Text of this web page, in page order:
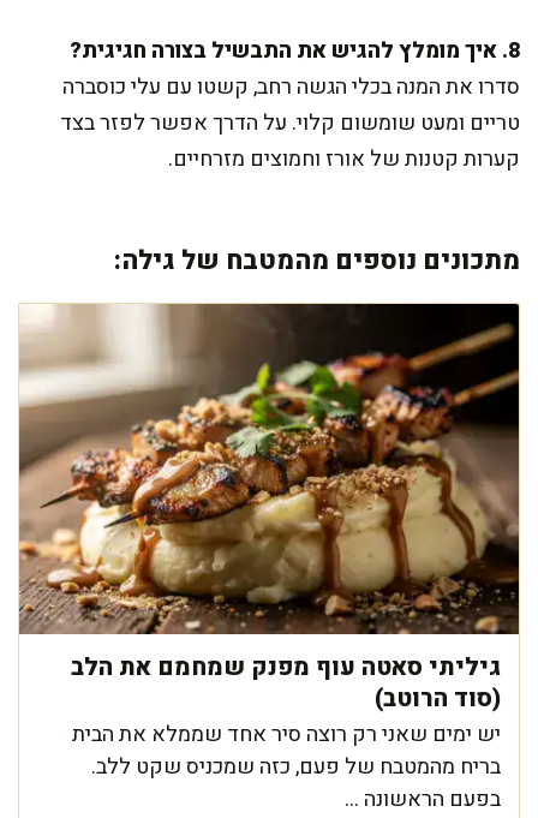
8. איך מומלץ להגיש את התבשיל בצורה חגיגית?
סדרו את המנה בכלי הגשה רחב, קשטו עם עלי כוסברה
טריים ומעט שומשום קלוי. על הדרך אפשר לפזר בצד
קערות קטנות של אורז וחמוצים מזרחיים.
מתכונים נוספים מהמטבח של גילה:
גיליתי סאטה עוף מפנק שמחמם את הלב
(סוד הרוטב)
יש ימים שאני רק רוצה סיר אחד שממלא את הבית
בריח מהמטבח של פעם, כזה שמכניס שקט ללב.
בפעם הראשונה ...